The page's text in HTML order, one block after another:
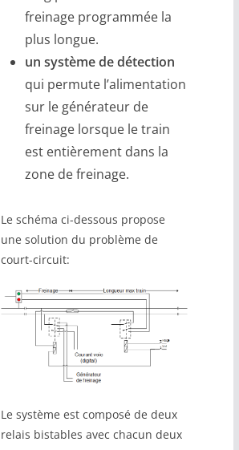
freinage programmée la
plus longue.
un système de détection
qui permute l’alimentation
sur le générateur de
freinage lorsque le train
est entièrement dans la
zone de freinage.
Le schéma ci-dessous propose
une solution du problème de
court-circuit:
Le système est composé de deux
relais bistables avec chacun deux